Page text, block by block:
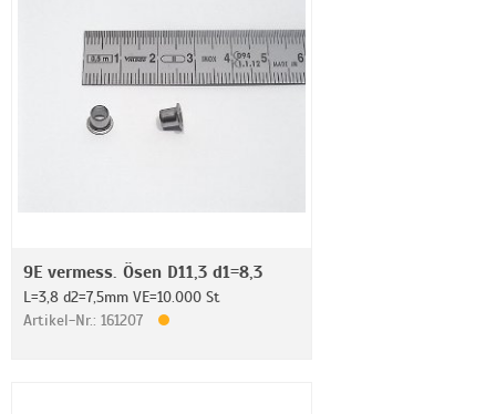
9E vermess. Ösen D11,3 d1=8,3
L=3,8 d2=7,5mm VE=10.000 St
Artikel-Nr.: 161207